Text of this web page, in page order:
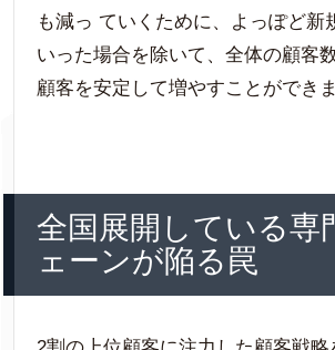
も減っ ていくために、よっぽど新
いった場合を除いて、全体の顧客
顧客を安定して増やすことができま
全国展開している専
ェーンが陥る罠